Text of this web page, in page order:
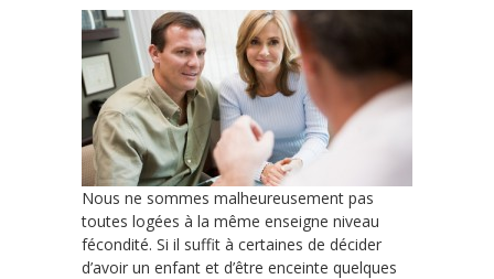
Nous ne sommes malheureusement pas
toutes logées à la même enseigne niveau
fécondité. Si il suffit à certaines de décider
d’avoir un enfant et d’être enceinte quelques